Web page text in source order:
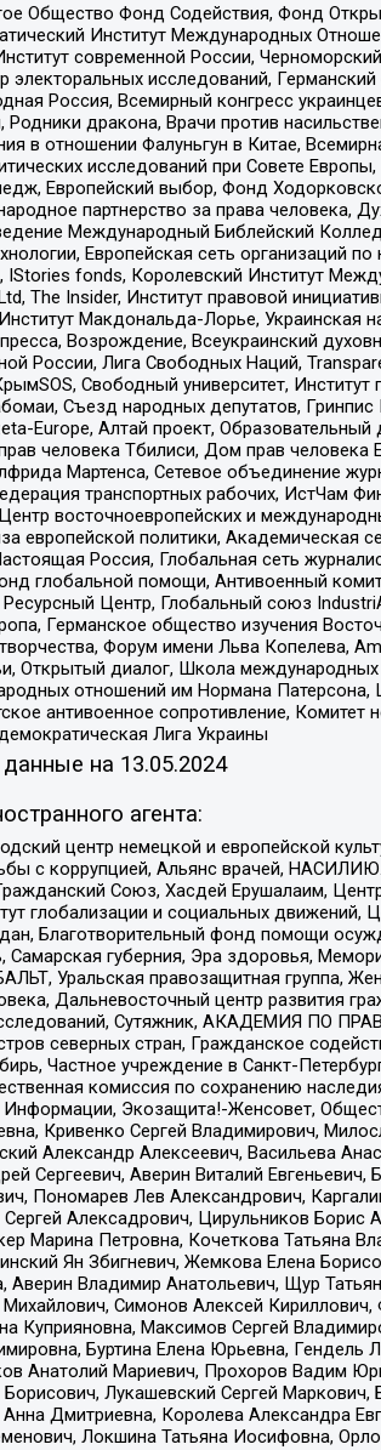
Общество Фонд Содействия, Фонд
Институт Международных
современной России,
исследований,
Россия, Всемирный конгресс
дракона, Врачи против
в отношении Фалуньгун в Китае,
исследований при Совете
Европейский выбор, Фонд
партнерство за права человека,
Международный Библейский
Европейская сеть организаций
fonds, Королевский Институт
The Insider, Институт правовой
Макдональда-Лорье,
Возрождение, Всеукраинский
России, Лига Свободных Наций,
Свободный университет, Институт
Съезд народных депутатов,
Europe, Алтай проект,
человека Тбилиси, Дом прав
Мартенса, Сетевое объединение
транспортных рабочих, ИстЧам
восточноевропейских и
европейской политики, Академическая
Россия, Глобальная сеть
глобальной помощи, Антивоенный
Центр, Глобальный союз
Германское общество изучения
Форум имени Льва Копелева,
Открытый диалог, Школа
отношений им Нормана
антивоенное сопротивление, Комитет
Лига Украины
данные на 13.05.2024
агента:
центр немецкой и европейской
с коррупцией, Альянс врачей,
Союз, Хасдей Ерушалаим,
глобализации и социальных
Благотворительный фонд помощи
Самарская губерния, Эра здоровья,
Уральская правозащитная группа,
Дальневосточный центр развития
Сутяжник, АКАДЕМИЯ ПО
северных стран, Гражданское
Частное учреждение в Санкт-
комиссия по сохранению
Экозащита!-Женсовет,
Кривенко Сергей Владимирович,
Александр Алексеевич, Васильева
Сергеевич, Аверин Виталий
Пономарев Лев Александрович,
Алексадрович, Цирульников Борис
Марина Петровна, Кочеткова Татьяна
Ян Збигневич, Жемкова Елена
Аверин Владимир Анатольевич, Щур
Симонов Алексей
Куприяновна, Максимов Сергей
Буртина Елена Юрьевна,
Анатолий Мариевич, Прохоров Вадим
Лукашевский Сергей
Дмитриевна, Королева Александра
Локшина Татьяна Иосифовна,